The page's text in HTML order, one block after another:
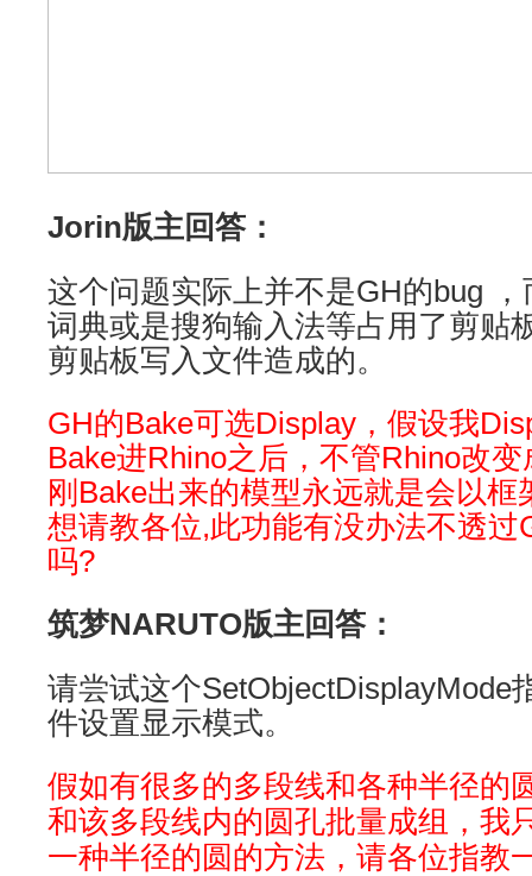
Jorin版主回答：
这个问题实际上并不是GH的bug
词典或是搜狗输入法等占用了剪贴
剪贴板写入文件造成的。
GH的Bake可选Display，假设我
Bake进Rhino之后，不管Rhino改
刚Bake出来的模型永远就是会以框
想请教各位,此功能有没办法不透过
吗?
筑梦NARUTO版主回答：
请尝试这个SetObjectDisplayMode
件设置显示模式。
假如有很多的多段线和各种半径的
和该多段线内的圆孔批量成组，我
一种半径的圆的方法，请各位指教